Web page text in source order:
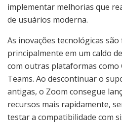
implementar melhorias que
de usuários moderna.
As inovações tecnológicas
principalmente em um caldo
com outras plataformas
Teams. Ao descontinuar o
antigas, o Zoom consegue
recursos mais rapidamente,
testar a compatibilidade com